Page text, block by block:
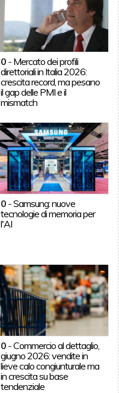
0 - Mercato dei profili
direttoriali in Italia 2026:
crescita record, ma pesano
il gap delle PMI e il
mismatch
0 -Samsung: nuove
tecnologie di memoria per
l'AI
0 -Commercio al dettaglio,
giugno 2026: vendite in
lieve calo congiunturale ma
in crescita su base
tendenziale